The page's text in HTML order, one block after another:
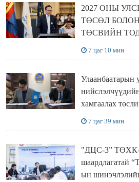
2027 ОНЫ
ТӨСӨЛ
ТӨСВИЙН
ТӨСЛИЙН
7 цаг 10 мин
Улаанбаатарын
хамгаалах
баялгийн сан
хамтран
7 цаг 39 мин
"ДЦС-3” ТӨХК-
шаардлагатай
ын